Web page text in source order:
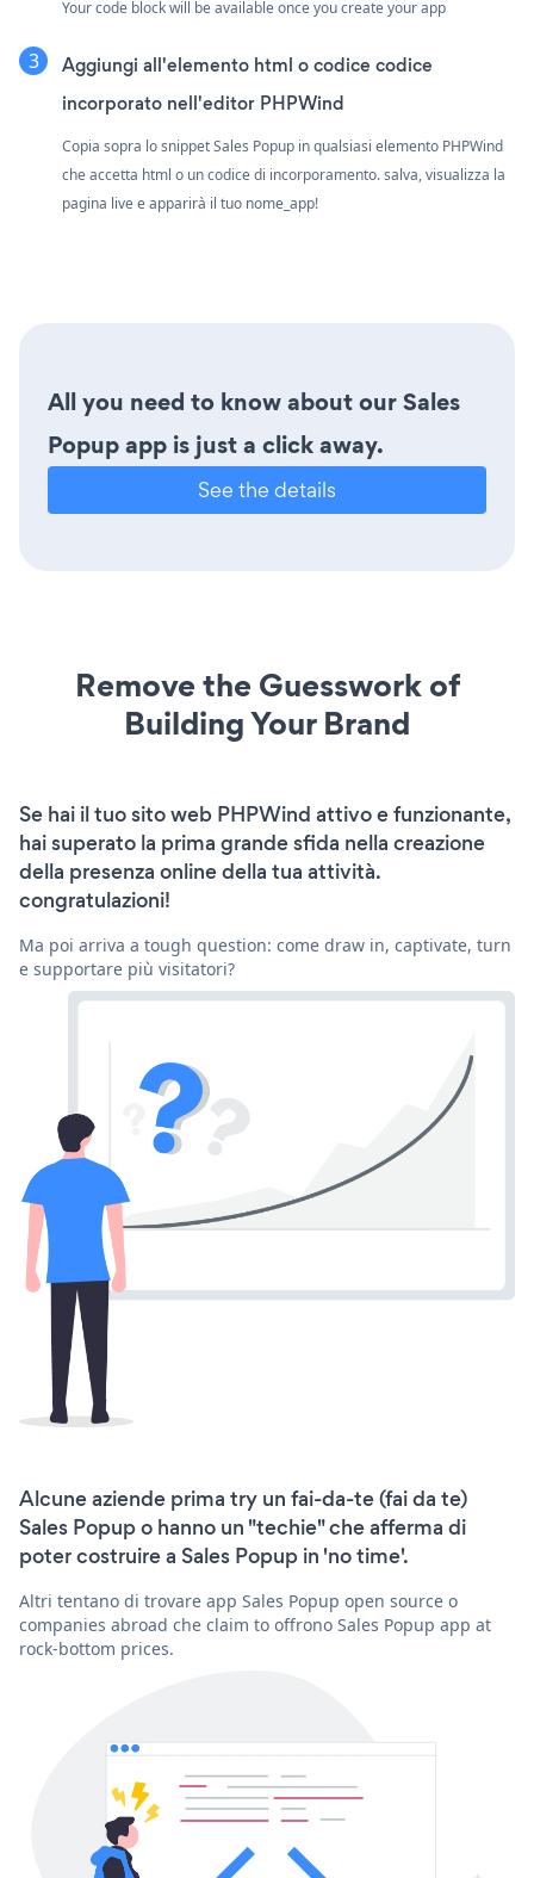
Your code block will be available once you create your app
Aggiungi all'elemento html o codice codice
incorporato nell'editor PHPWind
Copia sopra lo snippet Sales Popup in qualsiasi elemento PHPWind
che accetta html o un codice di incorporamento. salva, visualizza la
pagina live e apparirà il tuo nome_app!
All you need to know about our Sales
Popup app is just a click away.
See the details
Remove the Guesswork of
Building Your Brand
Se hai il tuo sito web PHPWind attivo e funzionante,
hai superato la prima grande sfida nella creazione
della presenza online della tua attività.
congratulazioni!
Ma poi arriva a tough question: come draw in, captivate, turn
e supportare più visitatori?
Alcune aziende prima try un fai-da-te (fai da te)
Sales Popup o hanno un "techie" che afferma di
poter costruire a Sales Popup in 'no time'.
Altri tentano di trovare app Sales Popup open source o
companies abroad che claim to offrono Sales Popup app at
rock-bottom prices.